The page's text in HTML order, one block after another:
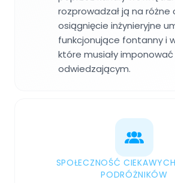
rozprowadzał ją na różne
osiągnięcie inżynieryjne
funkcjonujące fontanny i
które musiały
odwiedzającym.
SPOŁECZNOŚĆ
PODRÓŻNIKÓW